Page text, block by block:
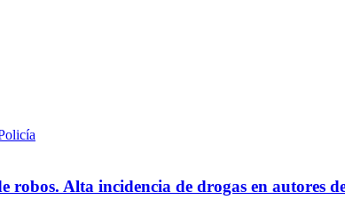
robos. Alta incidencia de drogas en autores